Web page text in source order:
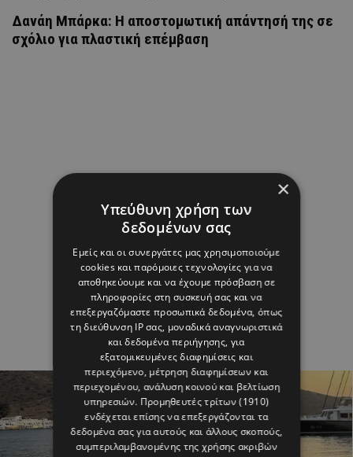
Δανάη Μπάρκα: Η αποστομωτική απάντησή της σε
σχόλιο για πλαστική επέμβαση
×
Υπεύθυνη χρήση των
δεδομένων σας
Εμείς και οι συνεργάτες μας χρησιμοποιούμε
cookies και παρόμοιες τεχνολογίες για να
αποθηκεύουμε και να έχουμε πρόσβαση σε
πληροφορίες στη συσκευή σας και να
επεξεργαζόμαστε προσωπικά δεδομένα, όπως
τη διεύθυνση IP σας, μοναδικά αναγνωριστικά
και δεδομένα περιήγησης, για
εξατομικευμένες διαφημίσεις και
περιεχόμενο, μέτρηση διαφημίσεων και
περιεχομένου, ανάλυση κοινού και βελτίωση
υπηρεσιών. Προμηθευτές τρίτων (1910)
ενδέχεται επίσης να επεξεργάζονται τα
δεδομένα σας για αυτούς και άλλους σκοπούς,
συμπεριλαμβανομένης της χρήσης ακριβών